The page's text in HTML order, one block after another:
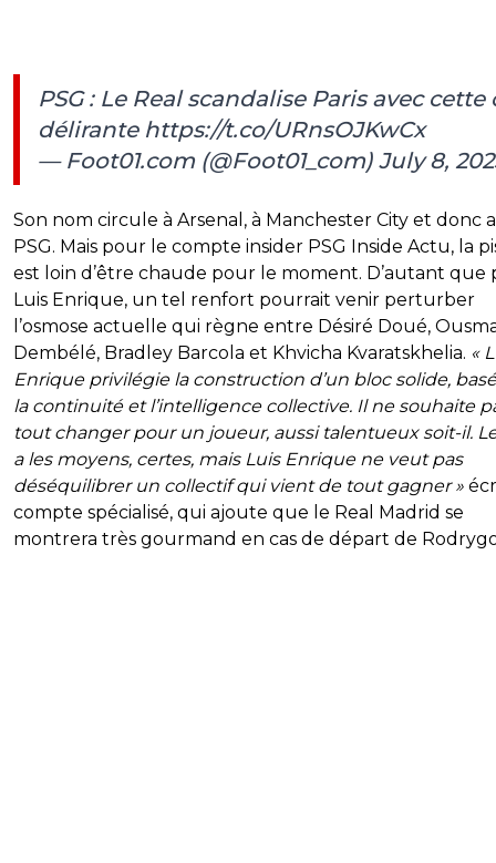
PSG : Le Real scandalise Paris avec cette
délirante https://t.co/URnsOJKwCx
— Foot01.com (@Foot01_com) July 8,
Son nom circule à Arsenal, à Manchester City et donc
PSG. Mais pour le compte insider PSG Inside Actu, la
est loin d’être chaude pour le moment. D’autant que
Luis Enrique, un tel renfort pourrait venir perturber
l’osmose actuelle qui règne entre Désiré Doué,
Dembélé, Bradley Barcola et Khvicha Kvaratskhelia. «
Enrique privilégie la construction d’un bloc solide,
la continuité et l’intelligence collective. Il ne souhaite
tout changer pour un joueur, aussi talentueux soit-il.
a les moyens, certes, mais Luis Enrique ne veut pas
déséquilibrer un collectif qui vient de tout gagner »
compte spécialisé, qui ajoute que le Real Madrid se
montrera très gourmand en cas de départ de